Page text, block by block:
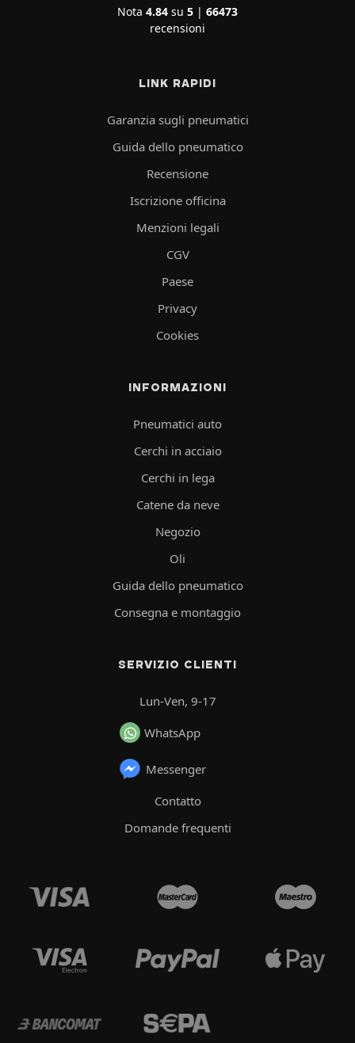
Nota 4.84 su 5 | 66473
recensioni
LINK RAPIDI
Garanzia sugli pneumatici
Guida dello pneumatico
Recensione
Iscrizione officina
Menzioni legali
CGV
Paese
Privacy
Cookies
INFORMAZIONI
Pneumatici auto
Cerchi in acciaio
Cerchi in lega
Catene da neve
Negozio
Oli
Guida dello pneumatico
Consegna e montaggio
SERVIZIO CLIENTI
Lun-Ven, 9-17
WhatsApp
Messenger
Contatto
Domande frequenti